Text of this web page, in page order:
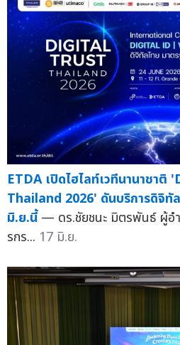
ETDA เปิดไฮไลท์เวทีนานาชา
Thailand 2026' ดันบริการดิจิทั
มิ.ย.นี้ — ดร.ชัยชนะ มิตรพันธ์ ผู้อ
รกร... 17 มิ.ย.